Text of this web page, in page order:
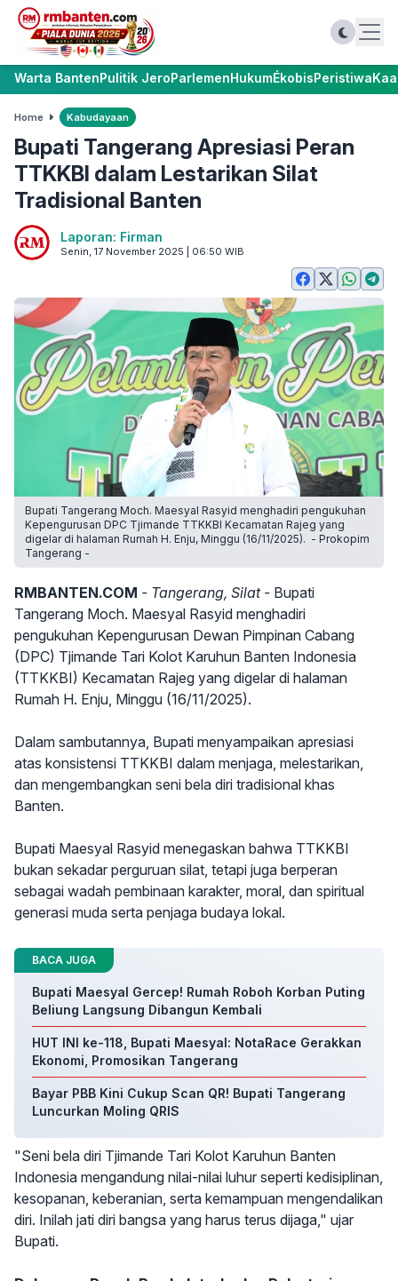
Warta BantenPulitik JeroParlemenHukumÉkobisPeristiwa
Home Kabudayaan
Bupati Tangerang Apresiasi Peran
TTKKBI dalam Lestarikan Silat
Tradisional Banten
Laporan: Firman
Senin, 17 November 2025 | 06:50 WIB
Bupati Tangerang Moch. Maesyal Rasyid menghadiri pengukuhan
Kepengurusan DPC Tjimande TTKKBI Kecamatan Rajeg yang
digelar di halaman Rumah H. Enju, Minggu (16/11/2025). - Prokopim
Tangerang -
RMBANTEN.COM - Tangerang, Silat - Bupati
Tangerang Moch. Maesyal Rasyid menghadiri
pengukuhan Kepengurusan Dewan Pimpinan Cabang
(DPC) Tjimande Tari Kolot Karuhun Banten Indonesia
(TTKKBI) Kecamatan Rajeg yang digelar di halaman
Rumah H. Enju, Minggu (16/11/2025).
Dalam sambutannya, Bupati menyampaikan apresiasi
atas konsistensi TTKKBI dalam menjaga, melestarikan,
dan mengembangkan seni bela diri tradisional khas
Banten.
Bupati Maesyal Rasyid menegaskan bahwa TTKKBI
bukan sekadar perguruan silat, tetapi juga berperan
sebagai wadah pembinaan karakter, moral, dan spiritual
generasi muda serta penjaga budaya lokal.
BACA JUGA
Bupati Maesyal Gercep! Rumah Roboh Korban Puting
Beliung Langsung Dibangun Kembali
HUT INI ke-118, Bupati Maesyal: NotaRace Gerakkan
Ekonomi, Promosikan Tangerang
Bayar PBB Kini Cukup Scan QR! Bupati Tangerang
Luncurkan Moling QRIS
"Seni bela diri Tjimande Tari Kolot Karuhun Banten
Indonesia mengandung nilai-nilai luhur seperti kedisiplinan,
kesopanan, keberanian, serta kemampuan mengendalikan
diri. Inilah jati diri bangsa yang harus terus dijaga," ujar
Bupati.